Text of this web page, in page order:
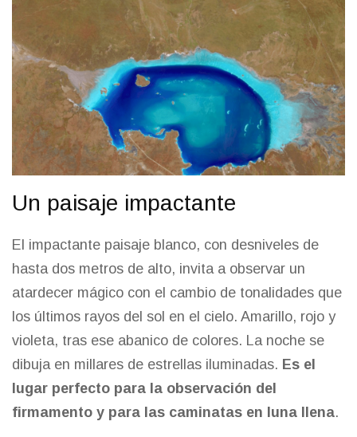
Un paisaje impactante
El impactante paisaje blanco, con desniveles de
hasta dos metros de alto, invita a observar un
atardecer mágico con el cambio de tonalidades que
los últimos rayos del sol en el cielo. Amarillo, rojo y
violeta, tras ese abanico de colores. La noche se
dibuja en millares de estrellas iluminadas. Es el
lugar perfecto para la observación del
firmamento y para las caminatas en luna llena.